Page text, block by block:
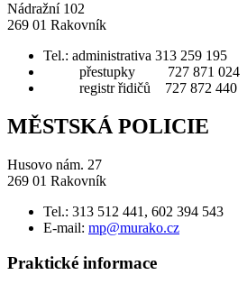
Nádražní 102
269 01 Rakovník
Tel.: administrativa 313 259 195
přestupky 727 871 024
registr řidičů 727 872 440
MĚSTSKÁ POLICIE
Husovo nám. 27
269 01 Rakovník
Tel.: 313 512 441, 602 394 543
E-mail: mp@murako.cz
Praktické informace